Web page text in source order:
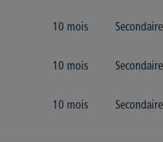
10 mois Secondaire
10 mois Secondaire
10 mois Secondaire